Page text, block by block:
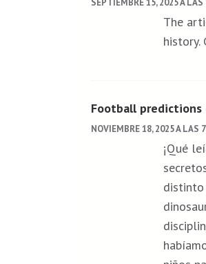
SEPTIEMBRE 15, 2025 A LAS
The
history.
Football predictions
NOVIEMBRE 18, 2025 A LAS
¡Qué
distinto